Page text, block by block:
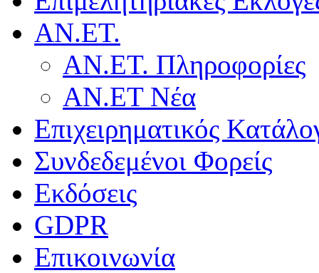
ΑΝ.ΕΤ.
ΑΝ.ΕΤ. Πληροφορίες
ΑΝ.ΕΤ Νέα
Επιχειρηματικός
Συνδεδεμένοι Φορείς
Εκδόσεις
GDPR
Επικοινωνία